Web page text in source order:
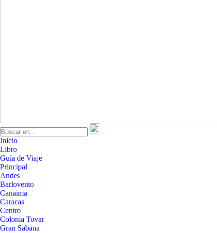
Inicio
Libro
Guía de Viaje
Principal
Andes
Barlovento
Canaima
Caracas
Centro
Colonia Tovar
Gran Sabana